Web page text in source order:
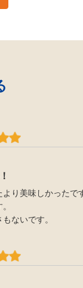
り美味しかったで
ないです。